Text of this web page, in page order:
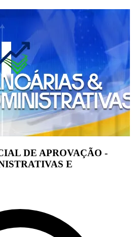
DE APROVAÇÃO -
E